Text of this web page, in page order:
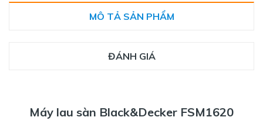
MÔ TẢ SẢN PHẨM
ĐÁNH GIÁ
Máy lau sàn Black&Decker FSM1620